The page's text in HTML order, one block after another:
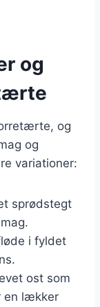
og
og
og
variationer:
sprødstegt
i fyldet
ost som
en lækker